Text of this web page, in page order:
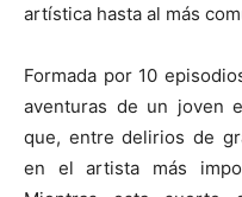
artística hasta al más
Formada por 10
aventuras de un joven
que, entre delirios de
en el artista más